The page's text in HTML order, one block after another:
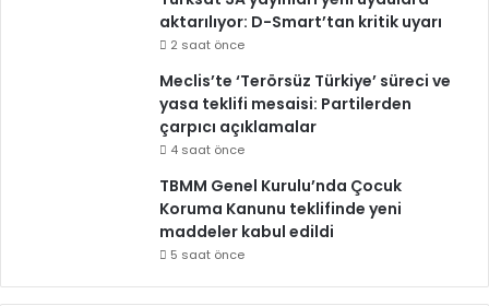
aktarılıyor: D-Smart’tan kritik uyarı
2 saat önce
Meclis’te ‘Terörsüz Türkiye’ süreci ve
yasa teklifi mesaisi: Partilerden
çarpıcı açıklamalar
4 saat önce
TBMM Genel Kurulu’nda Çocuk
Koruma Kanunu teklifinde yeni
maddeler kabul edildi
5 saat önce